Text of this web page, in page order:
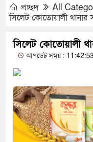
প্রচ্ছদ All
সিলেট কোতোয়ালী থানার
সিলেট কোতোয়ালী
আপডেট সময় :